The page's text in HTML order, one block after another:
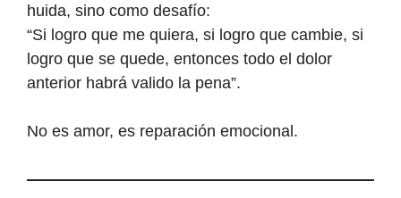
huida, sino como desafío:
“Si logro que me quiera, si logro que cambie, si
logro que se quede, entonces todo el dolor
anterior habrá valido la pena”.
No es amor, es reparación emocional.